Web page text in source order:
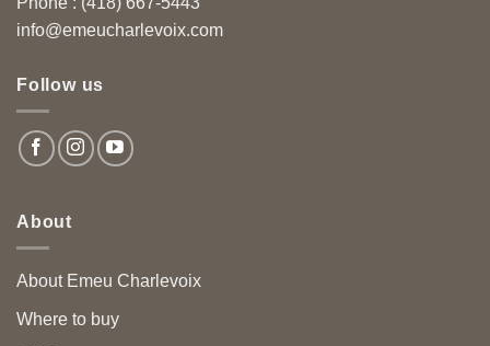
info@emeucharlevoix.com
Follow us
About
About Emeu Charlevoix
Where to buy